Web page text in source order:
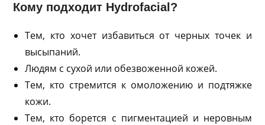
Кому подходит Hydrofacial?
Тем, кто хочет избавиться от черных точек и
высыпаний.
Людям с сухой или обезвоженной кожей.
Тем, кто стремится к омоложению и подтяжке
кожи.
Тем, кто борется с пигментацией и неровным